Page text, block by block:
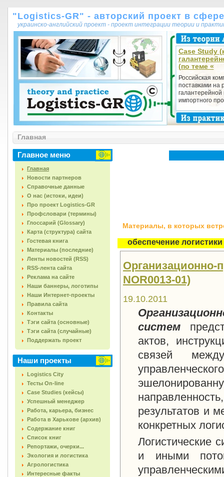
"Logistics-GR" - авторский проект в
украинско-английский проект - проект интеграции теории и
Case Study
(по теме «
Российская
поставками на
галантерейной
импортного
Главная
Главное меню
Главная
Новости партнеров
Справочные данные
О нас (истоки, идеи)
Про проект Logistics-GR
Профсловари (термины)
Глоссарий (Glossary)
Карта (структура) сайта
Гостевая книга
Материалы (последние)
Ленты новостей (RSS)
RSS-лента сайта
Реклама на сайте
Наши баннеры, логотипы
Наши Интернет-проекты
Правила сайта
Контакты
Тэги сайта (основные)
Тэги сайта (случайные)
Поддержать проект
Наши проекты
Logistics City
Тесты On-line
Case Studies (кейсы)
Успешный менеджер
Работа, карьера, бизнес
Работа в Харькове (архив)
Содержание книг
Список книг
Репортажи, очерки...
Экология и логистика
Агрологистика
Интересные факты
Материалы, в которых
обеспечение логистики
Организационно-
NOR0013-01)
19.10.2011
систем
актов,
связей
результатов и
кон­кретных
Логистические
и иными